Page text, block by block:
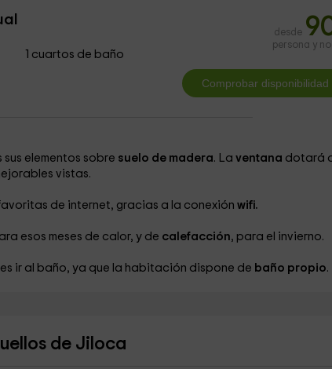
1 cuartos de baño
desde
persona y
elementos sobre suelo de madera. La ventana dotará
vistas.
de internet, gracias a la conexión wifi.
esos meses de calor, y de calefacción, para el invierno.
ir al baño, ya que la habitación dispone de baño propio.
de Jiloca